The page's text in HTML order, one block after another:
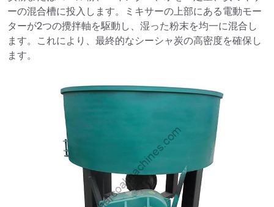
ーの混合槽に投入します。ミキサーの上部にある電動モー
ターが2つの攪拌軸を駆動し、湿った粉末を均一に混合し
ます。これにより、最終的なシーシャ炭の高密度を確保し
ます。